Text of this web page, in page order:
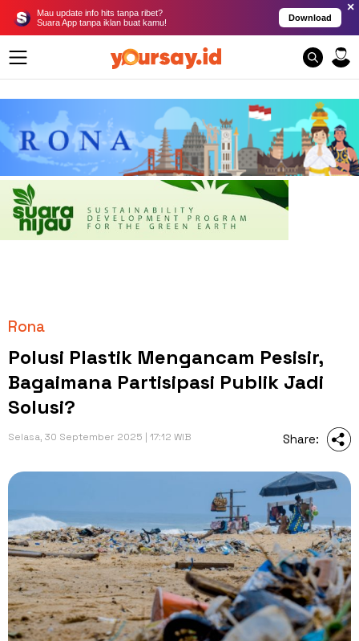
Mau update info hits tanpa ribet?
Suara App tanpa iklan buat kamu!
Download
×
Rona
Polusi Plastik Mengancam Pesisir,
Bagaimana Partisipasi Publik Jadi
Solusi?
Selasa, 30 September 2025 | 17:12 WIB Share: